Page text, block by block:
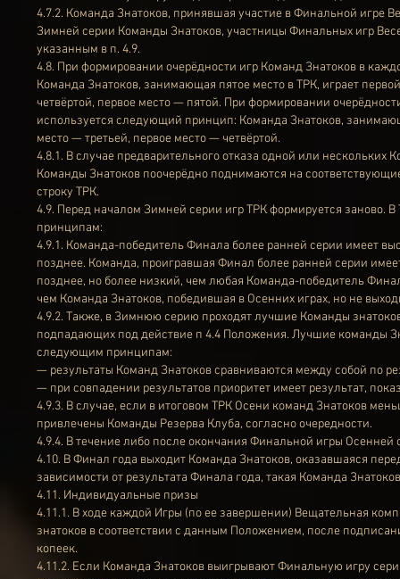
4.7.2. Команда Знатоков, принявшая участие в Финальной
Зимней серии Команды Знатоков, участницы Финальных игр
указанным в п. 4.9.
4.8. При формировании очерёдности игр Команд Знатоков в
Команда Знатоков, занимающая пятое место в ТРК, играет
четвёртой, первое место — пятой. При формировании
используется следующий принцип: Команда Знатоков,
место — третьей, первое место — четвёртой.
4.8.1. В случае предварительного отказа одной или
Команды Знатоков поочерёдно поднимаются на
строку ТРК.
4.9. Перед началом Зимней серии игр ТРК формируется заново.
принципам:
4.9.1. Команда-победитель Финала более ранней серии имеет
позднее. Команда, проигравшая Финал более ранней серии
позднее, но более низкий, чем любая Команда-победитель
чем Команда Знатоков, победившая в Осенних играх, но не
4.9.2. Также, в Зимнюю серию проходят лучшие Команды
подпадающих под действие п 4.4 Положения. Лучшие команды
следующим принципам:
— результаты Команд Знатоков сравниваются между собой по
— при совпадении результатов приоритет имеет результат,
4.9.3. В случае, если в итоговом ТРК Осени команд Знатоков
привлечены Команды Резерва Клуба, согласно очередности.
4.9.4. В течение либо после окончания Финальной игры
4.10. В Финал года выходит Команда Знатоков, оказавшаяся
зависимости от результата Финала года, такая Команда
4.11. Индивидуальные призы
4.11.1. В ходе каждой Игры (по ее завершении) Вещательная
знатоков в соответствии с данным Положением, после
копеек.
4.11.2. Если Команда Знатоков выигрывают Финальную игру